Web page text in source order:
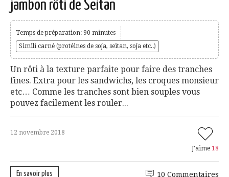
jambon rôti de Seitan
Temps de préparation: 90 minutes
Simili carné (protéines de soja, seitan, soja etc..)
Un rôti à la texture parfaite pour faire des tranches
fines. Extra pour les sandwichs, les croques monsieur
etc… Comme les tranches sont bien souples vous
pouvez facilement les rouler...
12 novembre 2018
J'aime 18
En savoir plus 10 Commentaires